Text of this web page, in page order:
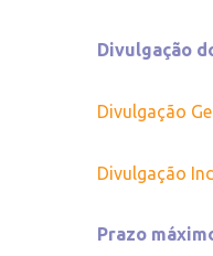
Divulgação
Divulgação
Divulgação
Prazo